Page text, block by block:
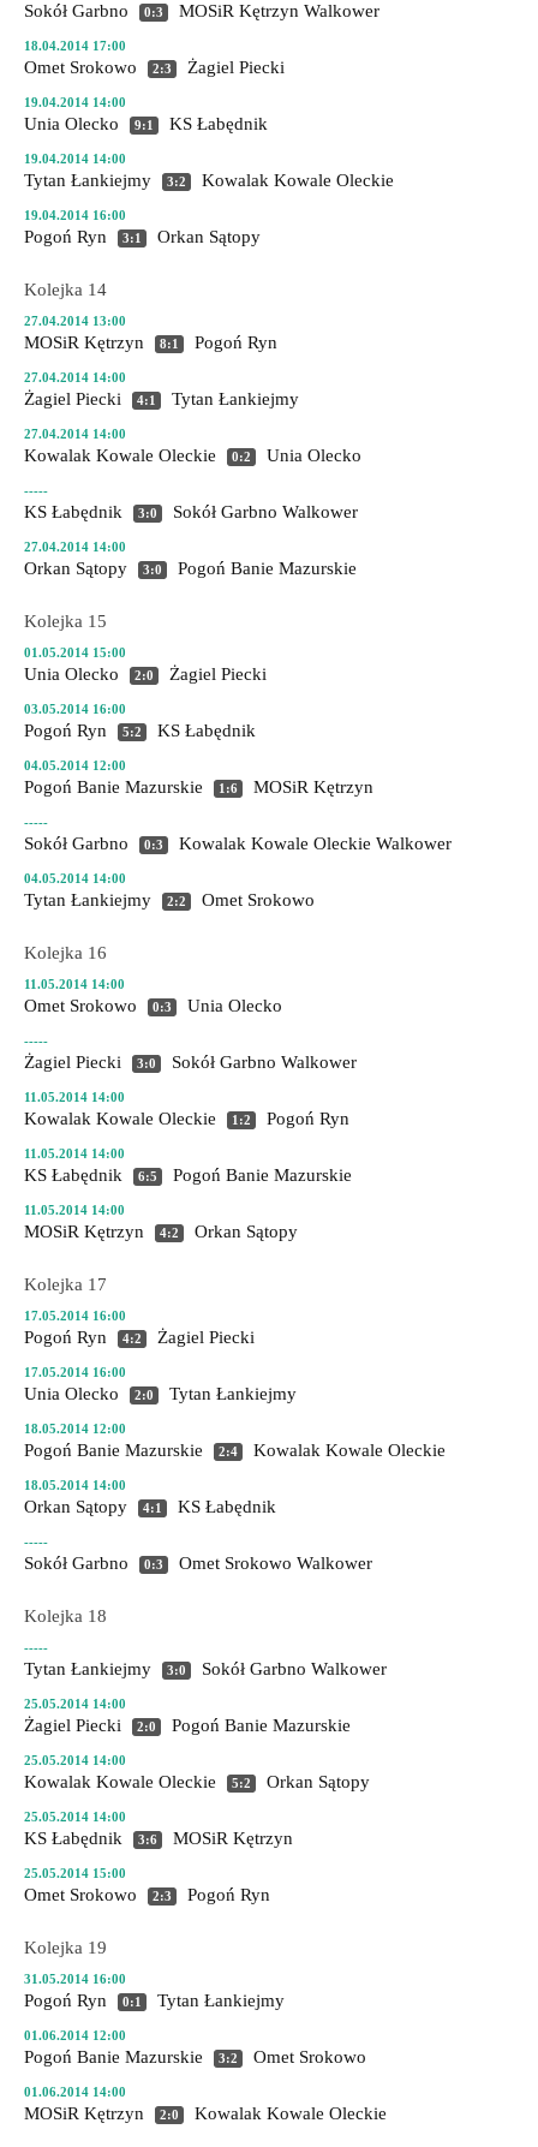
Sokół Garbno 0:3 MOSiR Kętrzyn Walkower
18.04.2014 17:00
Omet Srokowo 2:3 Żagiel Piecki
19.04.2014 14:00
Unia Olecko 9:1 KS Łabędnik
19.04.2014 14:00
Tytan Łankiejmy 3:2 Kowalak Kowale Oleckie
19.04.2014 16:00
Pogoń Ryn 3:1 Orkan Sątopy
Kolejka 14
27.04.2014 13:00
MOSiR Kętrzyn 8:1 Pogoń Ryn
27.04.2014 14:00
Żagiel Piecki 4:1 Tytan Łankiejmy
27.04.2014 14:00
Kowalak Kowale Oleckie 0:2 Unia Olecko
-----
KS Łabędnik 3:0 Sokół Garbno Walkower
27.04.2014 14:00
Orkan Sątopy 3:0 Pogoń Banie Mazurskie
Kolejka 15
01.05.2014 15:00
Unia Olecko 2:0 Żagiel Piecki
03.05.2014 16:00
Pogoń Ryn 5:2 KS Łabędnik
04.05.2014 12:00
Pogoń Banie Mazurskie 1:6 MOSiR Kętrzyn
-----
Sokół Garbno 0:3 Kowalak Kowale Oleckie Walkower
04.05.2014 14:00
Tytan Łankiejmy 2:2 Omet Srokowo
Kolejka 16
11.05.2014 14:00
Omet Srokowo 0:3 Unia Olecko
-----
Żagiel Piecki 3:0 Sokół Garbno Walkower
11.05.2014 14:00
Kowalak Kowale Oleckie 1:2 Pogoń Ryn
11.05.2014 14:00
KS Łabędnik 6:5 Pogoń Banie Mazurskie
11.05.2014 14:00
MOSiR Kętrzyn 4:2 Orkan Sątopy
Kolejka 17
17.05.2014 16:00
Pogoń Ryn 4:2 Żagiel Piecki
17.05.2014 16:00
Unia Olecko 2:0 Tytan Łankiejmy
18.05.2014 12:00
Pogoń Banie Mazurskie 2:4 Kowalak Kowale Oleckie
18.05.2014 14:00
Orkan Sątopy 4:1 KS Łabędnik
-----
Sokół Garbno 0:3 Omet Srokowo Walkower
Kolejka 18
-----
Tytan Łankiejmy 3:0 Sokół Garbno Walkower
25.05.2014 14:00
Żagiel Piecki 2:0 Pogoń Banie Mazurskie
25.05.2014 14:00
Kowalak Kowale Oleckie 5:2 Orkan Sątopy
25.05.2014 14:00
KS Łabędnik 3:6 MOSiR Kętrzyn
25.05.2014 15:00
Omet Srokowo 2:3 Pogoń Ryn
Kolejka 19
31.05.2014 16:00
Pogoń Ryn 0:1 Tytan Łankiejmy
01.06.2014 12:00
Pogoń Banie Mazurskie 3:2 Omet Srokowo
01.06.2014 14:00
MOSiR Kętrzyn 2:0 Kowalak Kowale Oleckie